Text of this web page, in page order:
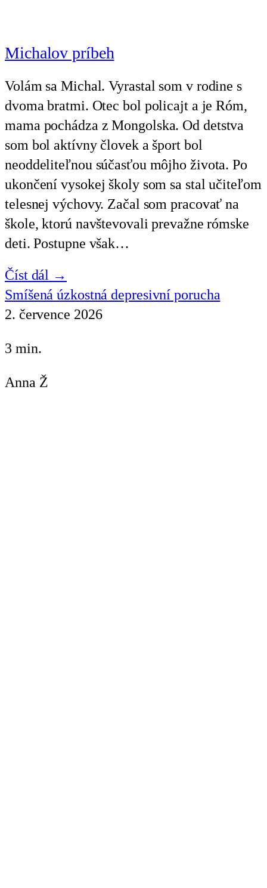
Michalov príbeh
Volám sa Michal. Vyrastal som v rodine s
dvoma bratmi. Otec bol policajt a je Róm,
mama pochádza z Mongolska. Od detstva
som bol aktívny človek a šport bol
neoddeliteľnou súčasťou môjho života. Po
ukončení vysokej školy som sa stal učiteľom
telesnej výchovy. Začal som pracovať na
škole, ktorú navštevovali prevažne rómske
deti. Postupne však…
Číst dál →
Smíšená úzkostná depresivní porucha
2. července 2026
3 min.
Anna Ž